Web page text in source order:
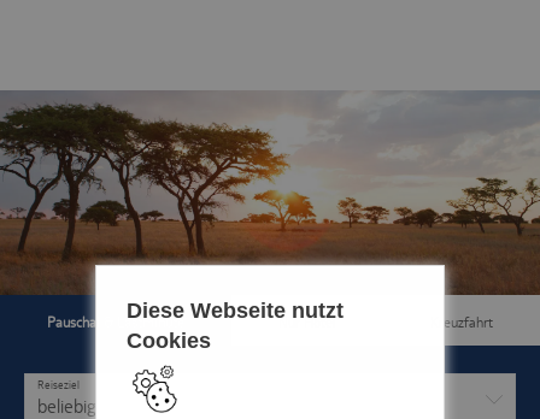
Pauschal & Lastminute Nur Hotel Kreuzfahrt
Reiseziel
beliebig
Diese Webseite nutzt
Cookies